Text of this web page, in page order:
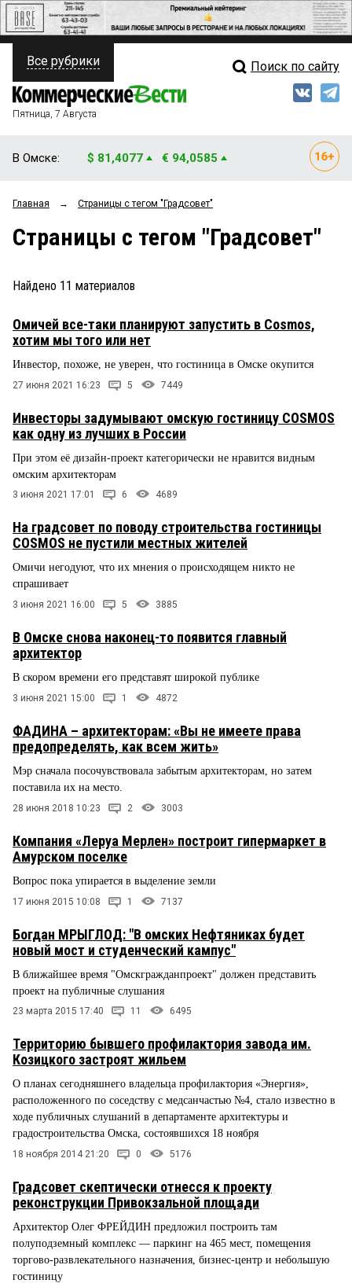
ПОЛИТИКА
ФИНАНСЫ
ОБЩЕСТВО
ЗАКОН
НОВОСТИ КОМПАНИЙ
Свежий выпуск
Мнения
Рейтинги
Все рубрики Поиск по сайту
Пятница, 7 Августа
В Омске: $ 81,4077 € 94,0585
Главная → Страницы c тегом "Градсовет"
Страницы c тегом "Градсовет"
Найдено 11 материалов
Омичей все-таки планируют запустить в Cosmos,
хотим мы того или нет
Инвестор, похоже, не уверен, что гостиница в Омске окупится
27 июня 2021 16:23 5 7449
Инвесторы задумывают омскую гостиницу COSMOS
как одну из лучших в России
При этом её дизайн-проект категорически не нравится видным
омским архитекторам
3 июня 2021 17:01 6 4689
На градсовет по поводу строительства гостиницы
COSMOS не пустили местных жителей
Омичи негодуют, что их мнения о происходящем никто не
спрашивает
3 июня 2021 16:00 5 3885
В Омске снова наконец-то появится главный
архитектор
В скором времени его представят широкой публике
3 июня 2021 15:00 1 4872
ФАДИНА – архитекторам: «Вы не имеете права
предопределять, как всем жить»
Мэр сначала посочувствовала забытым архитекторам, но затем
поставила их на место.
28 июня 2018 10:23 2 3003
Компания «Леруа Мерлен» построит гипермаркет в
Амурском поселке
Вопрос пока упирается в выделение земли
17 июня 2015 10:08 1 7137
Богдан МРЫГЛОД: "В омских Нефтяниках будет
новый мост и студенческий кампус"
В ближайшее время "Омскгражданпроект" должен представить
проект на публичные слушания
23 марта 2015 17:40 11 6495
Территорию бывшего профилактория завода им.
Козицкого застроят жильем
О планах сегодняшнего владельца профилактория «Энергия»,
расположенного по соседству с медсанчастью №4, стало известно в
ходе публичных слушаний в департаменте архитектуры и
градостроительства Омска, состоявшихся 18 ноября
18 ноября 2014 21:20 0 5176
Градсовет скептически отнесся к проекту
реконструкции Привокзальной площади
Архитектор Олег ФРЕЙДИН предложил построить там
полуподземный комплекс — паркинг на 465 мест, помещения
торгово-развлекательного назначения, бизнес-центр и небольшую
гостиницу